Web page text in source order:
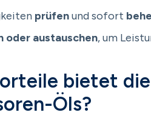
prüfenund sofort
oder austauschen, um
bietet
Öls?